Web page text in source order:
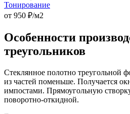
Тонирование
от 950 ₽/м2
Особенности
треугольников
Стеклянное полотно треугольной
из частей поменьше. Получается
импостами. Прямоугольную
поворотно-откидной.